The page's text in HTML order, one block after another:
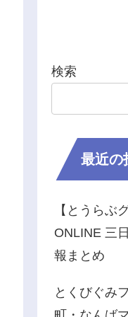
検索
最近の
【とうらぶ
ONLINE 三
報まとめ
とくびぐみ